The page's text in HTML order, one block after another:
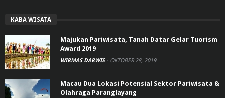
KABA WISATA
Majukan Pariwisata, Tanah Datar Gelar Tuorism
Award 2019
WIRMAS DARWIS - OKTOBER 28, 2019
Macau Dua Lokasi Potensial Sektor Pariwisata &
Olahraga Paranglayang